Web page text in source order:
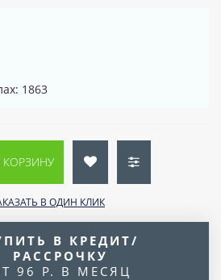
1863
КОРЗИНУ
В ОДИН КЛИК
В КРЕДИТ/
РАССРОЧКУ
96 Р. В МЕСЯЦ